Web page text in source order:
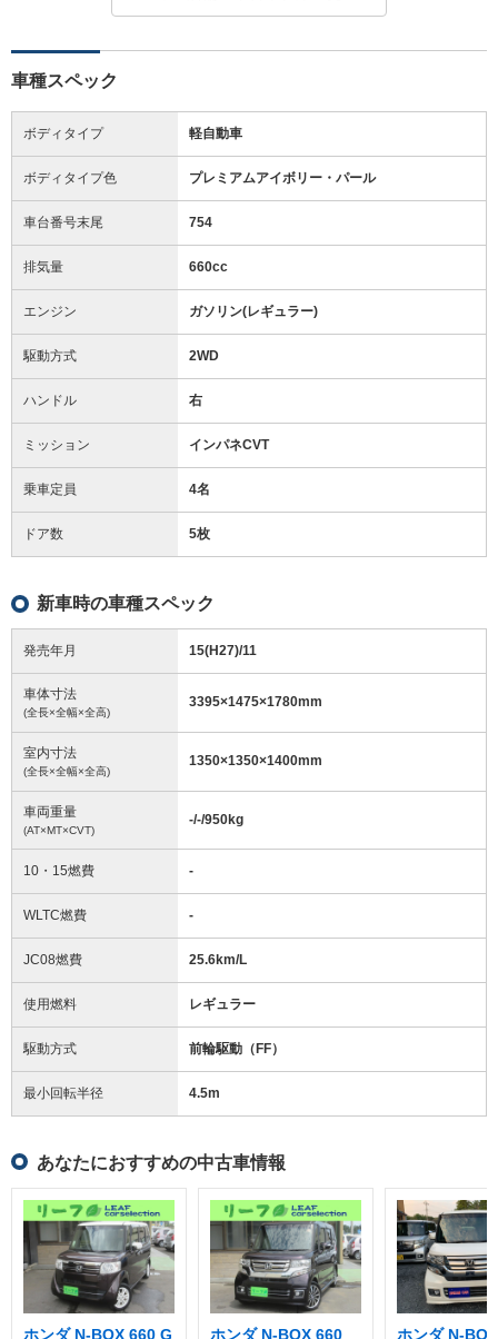
車種スペック
ボディタイプ 軽自動車
ボディタイプ色 プレミアムアイボリー・パール
車台番号末尾 754
排気量 660cc
エンジン ガソリン(レギュラー)
駆動方式 2WD
ハンドル 右
ミッション インパネCVT
乗車定員 4名
ドア数 5枚
新車時の車種スペック
発売年月 15(H27)/11
車体寸法
(全長×全幅×全高)
3395×1475×1780mm
室内寸法
(全長×全幅×全高)
1350×1350×1400mm
車両重量
(AT×MT×CVT)
-/-/950kg
10・15燃費 -
WLTC燃費 -
JC08燃費 25.6km/L
使用燃料 レギュラー
駆動方式 前輪駆動（FF）
最小回転半径 4.5m
あなたにおすすめの中古車情報
ホンダ N-BOX 660 G
ホンダ N-BOX 660
ホンダ N-